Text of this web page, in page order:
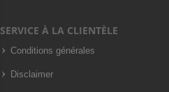
SERVICE À LA CLIENTÈLE
Conditions générales
Disclaimer